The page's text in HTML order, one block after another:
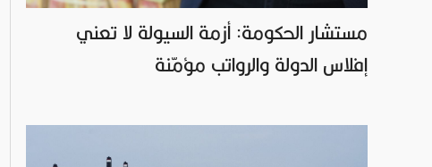
مستشار الحكومة: أزمة السيولة لا تعني
إفلاس الدولة والرواتب مؤمّنة